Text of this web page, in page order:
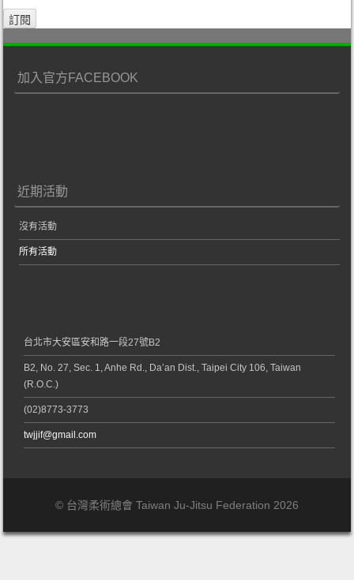
加入官方FACEBOOK
近期活動
沒有活動
所有活動
台北市大安區安和路一段27號B2
B2, No. 27, Sec. 1, Anhe Rd., Da’an Dist., Taipei City 106, Taiwan
(R.O.C.)
(02)8773-3773
twjjif@gmail.com
© 台灣柔術總會 Taiwan Ju-Jitsu Federation 2026